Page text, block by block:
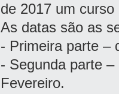
de 2017 um
As datas são as
- Primeira parte –
- Segunda parte
Fevereiro.